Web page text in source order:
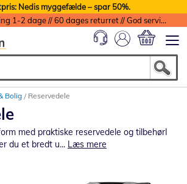
Nedis myggefælde – spar 50%.
Billig fragt // Levering 1-2 dage // 60 dages returret // God service med garanti
Bolig Reservedele
med praktiske reservedele og tilbehørI
du et bredt u... Læs mere